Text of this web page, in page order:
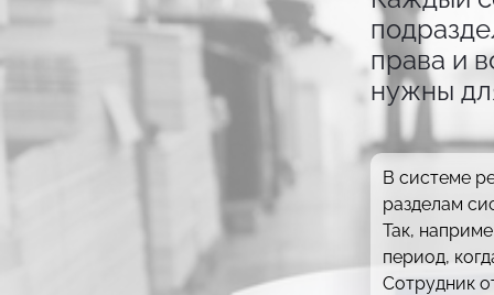
права и
нужны
В системе
разделам
Так,
период,
Сотрудник